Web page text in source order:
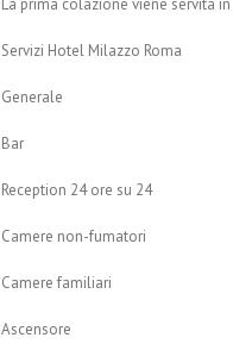
Servizi Hotel Milazzo Roma
Generale
Bar
Reception 24 ore su 24
Camere non-fumatori
Camere familiari
Ascensore